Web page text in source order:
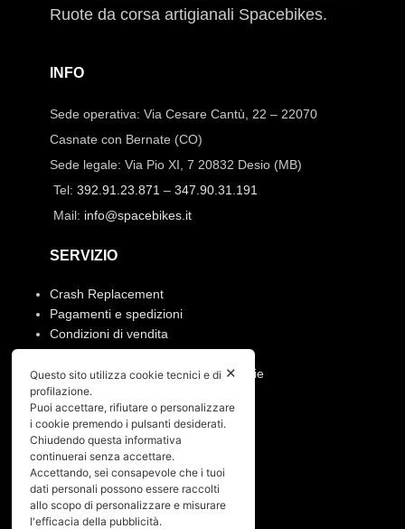
Ruote da corsa artigianali Spacebikes.
INFO
Sede operativa: Via Cesare Cantù, 22 – 22070
Casnate con Bernate (CO)
Sede legale: Via Pio XI, 7 20832 Desio (MB)
Tel: 392.91.23.871 – 347.90.31.191
Mail: info@spacebikes.it
SERVIZIO
Crash Replacement
Pagamenti e spedizioni
Condizioni di vendita
Manutenzione ruote e prodotti
Resi, annullamento ordine e garanzie
PRIVACY
Privacy policy
Cookies policy
Menù
✕
Questo sito utilizza cookie tecnici e di
profilazione.
Puoi accettare, rifiutare o personalizzare
i cookie premendo i pulsanti desiderati.
Chiudendo questa informativa
continuerai senza accettare.
Accettando, sei consapevole che i tuoi
dati personali possono essere raccolti
allo scopo di personalizzare e misurare
l'efficacia della pubblicità.